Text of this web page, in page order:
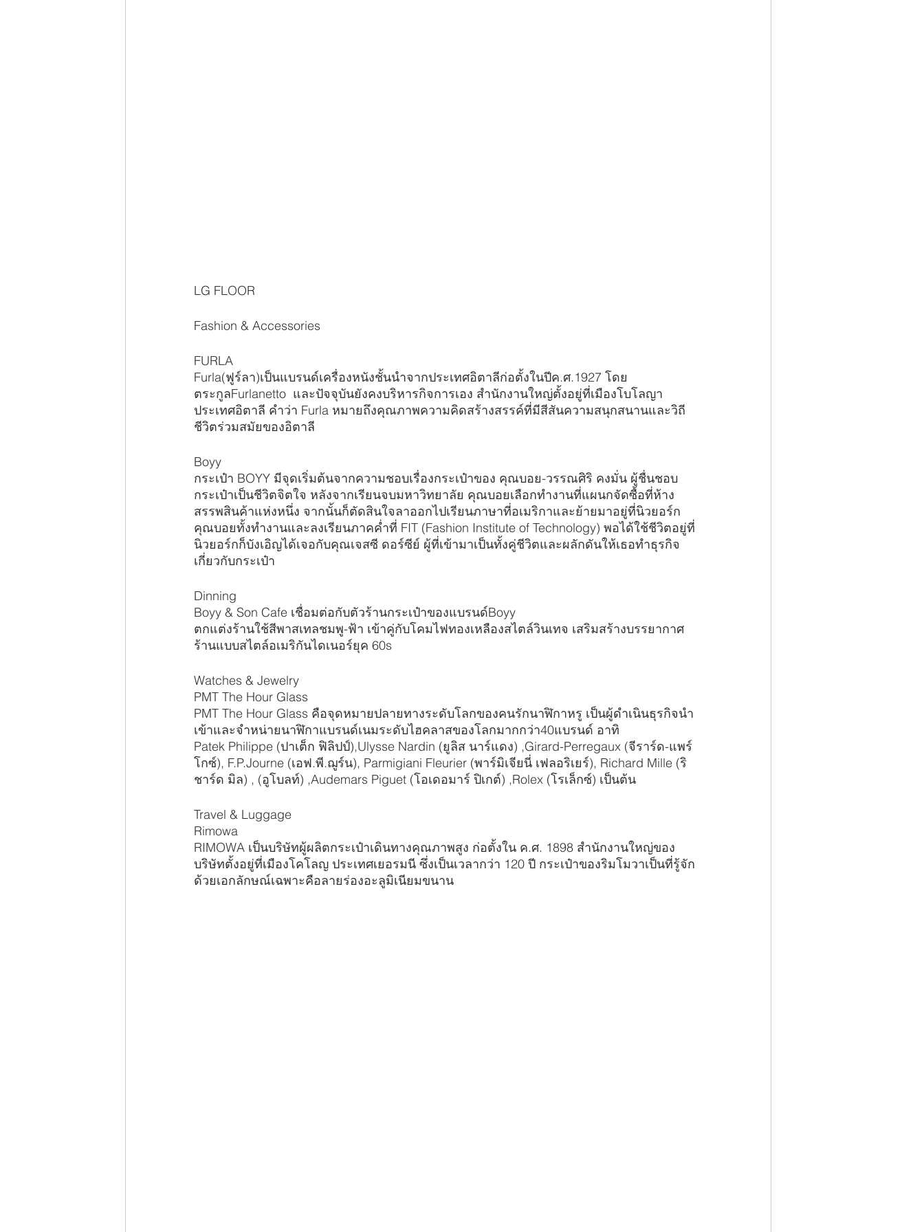
LG FLOOR
Fashion & Accessories
FURLA
Furla(ฟูร์ลา)เป็นแบรนด์เครื่องหนังชั้นนำจากประเทศอิตาลีก่อตั้งในปีค.ศ.1927 โดย
ตระกูลFurlanetto  และปัจจุบันยังคงบริหารกิจการเอง สำนักงานใหญ่ตั้งอยู่ที่เมืองโบโลญา
ประเทศอิตาลี คำว่า Furla หมายถึงคุณภาพความคิดสร้างสรรค์ที่มีสีสันความสนุกสนานและวิถี
ชีวิตร่วมสมัยของอิตาลี
Boyy
กระเป๋า BOYY มีจุดเริ่มต้นจากความชอบเรื่องกระเป๋าของ คุณบอย-วรรณศิริ คงมั่น ผู้ชื่นชอบ
กระเป๋าเป็นชีวิตจิตใจ หลังจากเรียนจบมหาวิทยาลัย คุณบอยเลือกทำงานที่แผนกจัดซื้อที่ห้าง
สรรพสินค้าแห่งหนึ่ง จากนั้นก็ตัดสินใจลาออกไปเรียนภาษาที่อเมริกาและย้ายมาอยู่ที่นิวยอร์ก
คุณบอยทั้งทำงานและลงเรียนภาคค่ำที่ FIT (Fashion Institute of Technology) พอได้ใช้ชีวิตอยู่ที่
นิวยอร์กก็บังเอิญได้เจอกับคุณเจสซี ดอร์ซีย์ ผู้ที่เข้ามาเป็นทั้งคู่ชีวิตและผลักดันให้เธอทำธุรกิจ
เกี่ยวกับกระเป๋า
Dinning
Boyy & Son Cafe เชื่อมต่อกับตัวร้านกระเป๋าของแบรนด์Boyy
ตกแต่งร้านใช้สีพาสเทลชมพู-ฟ้า เข้าคู่กับโคมไฟทองเหลืองสไตล์วินเทจ เสริมสร้างบรรยากาศ
ร้านแบบสไตล์อเมริกันไดเนอร์ยุค 60s
Watches & Jewelry
PMT The Hour Glass
PMT The Hour Glass คือจุดหมายปลายทางระดับโลกของคนรักนาฬิกาหรู เป็นผู้ดำเนินธุรกิจนำ
เข้าและจำหน่ายนาฬิกาแบรนด์เนมระดับไฮคลาสของโลกมากกว่า40แบรนด์ อาทิ
Patek Philippe (ปาเต็ก ฟิลิปป์),Ulysse Nardin (ยูลิส นาร์แดง) ,Girard-Perregaux (จีราร์ด-แพร์
โกซ์), F.P.Journe (เอฟ.พี.ฌูร์น), Parmigiani Fleurier (พาร์มิเจียนี่ เฟลอริเยร์), Richard Mille (ริ
ชาร์ด มิล) , (อูโบลท์) ,Audemars Piguet (โอเดอมาร์ ปิเกต์) ,Rolex (โรเล็กซ์) เป็นต้น
Travel & Luggage
Rimowa
RIMOWA เป็นบริษัทผู้ผลิตกระเป๋าเดินทางคุณภาพสูง ก่อตั้งใน ค.ศ. 1898 สำนักงานใหญ่ของ
บริษัทตั้งอยู่ที่เมืองโคโลญ ประเทศเยอรมนี ซึ่งเป็นเวลากว่า 120 ปี กระเป๋าของริมโมวาเป็นที่รู้จัก
ด้วยเอกลักษณ์เฉพาะคือลายร่องอะลูมิเนียมขนาน